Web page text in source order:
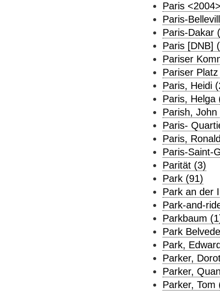
Paris
Paris-
Paris-Dakar
Paris [DNB]
Pariser
Pariser
Paris, Heidi
Paris, Helga
Parish, John
Paris-
Paris,
Paris-Saint-
Parität (3)
Park (91)
Park an der
Park-and-
Parkbaum
Park
Park,
Parker,
Parker,
Parker, Tom